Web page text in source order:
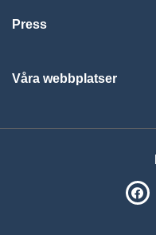
Press
Våra webbplatser